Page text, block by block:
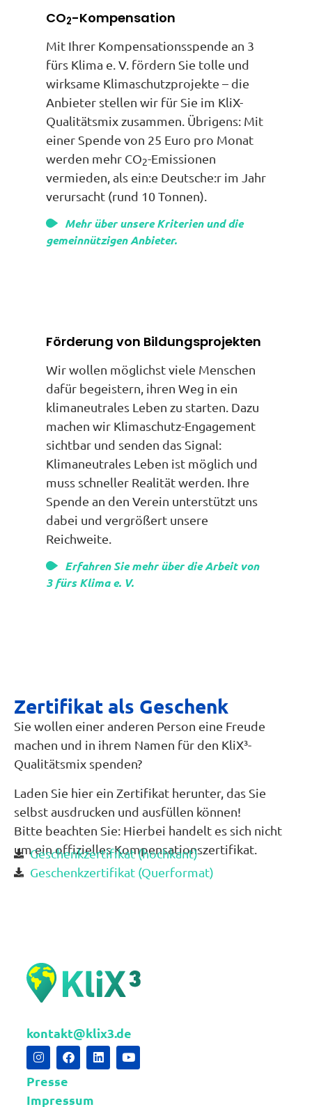
CO2-Kompensation
Mit Ihrer Kompensationsspende an 3
fürs Klima e. V. fördern Sie tolle und
wirksame Klimaschutzprojekte – die
Anbieter stellen wir für Sie im KliX-
Qualitätsmix zusammen. Übrigens: Mit
einer Spende von 25 Euro pro Monat
werden mehr CO2-Emissionen
vermieden, als ein:e Deutsche:r im Jahr
verursacht (rund 10 Tonnen).
Mehr über unsere Kriterien und die
gemeinnützigen Anbieter.
Förderung von Bildungsprojekten
Wir wollen möglichst viele Menschen
dafür begeistern, ihren Weg in ein
klimaneutrales Leben zu starten. Dazu
machen wir Klimaschutz-Engagement
sichtbar und senden das Signal:
Klimaneutrales Leben ist möglich und
muss schneller Realität werden. Ihre
Spende an den Verein unterstützt uns
dabei und vergrößert unsere
Reichweite.
Erfahren Sie mehr über die Arbeit von
3 fürs Klima e. V.
€
Freier Betrag
Zahlungsmethode auswählen
Testspende
Zahlen per Paypal, SEPA oder GiroPay
Persönliche Informationen
Vorname*
Nein
Ja
E-Mail-Adresse*
Zertifikat als Geschenk
Sie wollen einer anderen Person eine Freude
machen und in ihrem Namen für den KliX³-
Qualitätsmix spenden?
Laden Sie hier ein Zertifikat herunter, das Sie
selbst ausdrucken und ausfüllen können!
Bitte beachten Sie: Hierbei handelt es sich nicht
um ein offizielles Kompensationszertifikat.
Geschenkzertifikat (hochkant)
Geschenkzertifikat (Querformat)
kontakt@klix3.de
Presse
Impressum